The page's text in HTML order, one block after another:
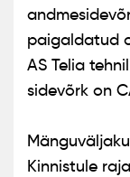
paigaldatud
AS Telia
sidevõrk on
Kinnistule